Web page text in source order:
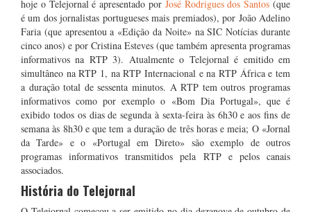
hoje o Telejornal é apresentado por José Rodrigues dos Santos (que
é um dos jornalistas portugueses mais premiados), por João Adelino
Faria (que apresentou a «Edição da Noite» na SIC Notícias durante
cinco anos) e por Cristina Esteves (que também apresenta programas
informativos na RTP 3). Atualmente o Telejornal é emitido em
simultâneo na RTP 1, na RTP Internacional e na RTP África e tem
a duração total de sessenta minutos. A RTP tem outros programas
informativos como por exemplo o «Bom Dia Portugal», que é
exibido todos os dias de segunda à sexta-feira às 6h30 e aos fins de
semana às 8h30 e que tem a duração de três horas e meia; O «Jornal
da Tarde» e o «Portugal em Direto» são exemplo de outros
programas informativos transmitidos pela RTP e pelos canais
associados.
História do Telejornal